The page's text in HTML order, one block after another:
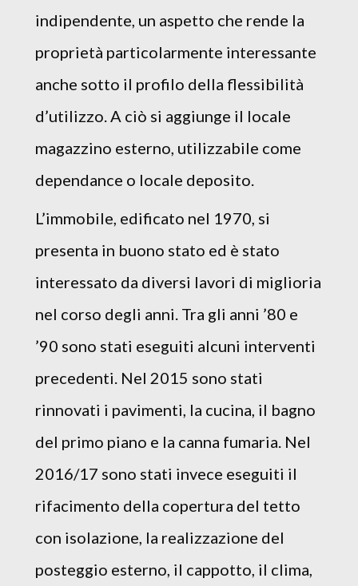
indipendente, un aspetto che rende la
proprietà particolarmente interessante
anche sotto il profilo della flessibilità
d’utilizzo. A ciò si aggiunge il locale
magazzino esterno, utilizzabile come
dependance o locale deposito.
L’immobile, edificato nel 1970, si
presenta in buono stato ed è stato
interessato da diversi lavori di miglioria
nel corso degli anni. Tra gli anni ’80 e
’90 sono stati eseguiti alcuni interventi
precedenti. Nel 2015 sono stati
rinnovati i pavimenti, la cucina, il bagno
del primo piano e la canna fumaria. Nel
2016/17 sono stati invece eseguiti il
rifacimento della copertura del tetto
con isolazione, la realizzazione del
posteggio esterno, il cappotto, il clima,